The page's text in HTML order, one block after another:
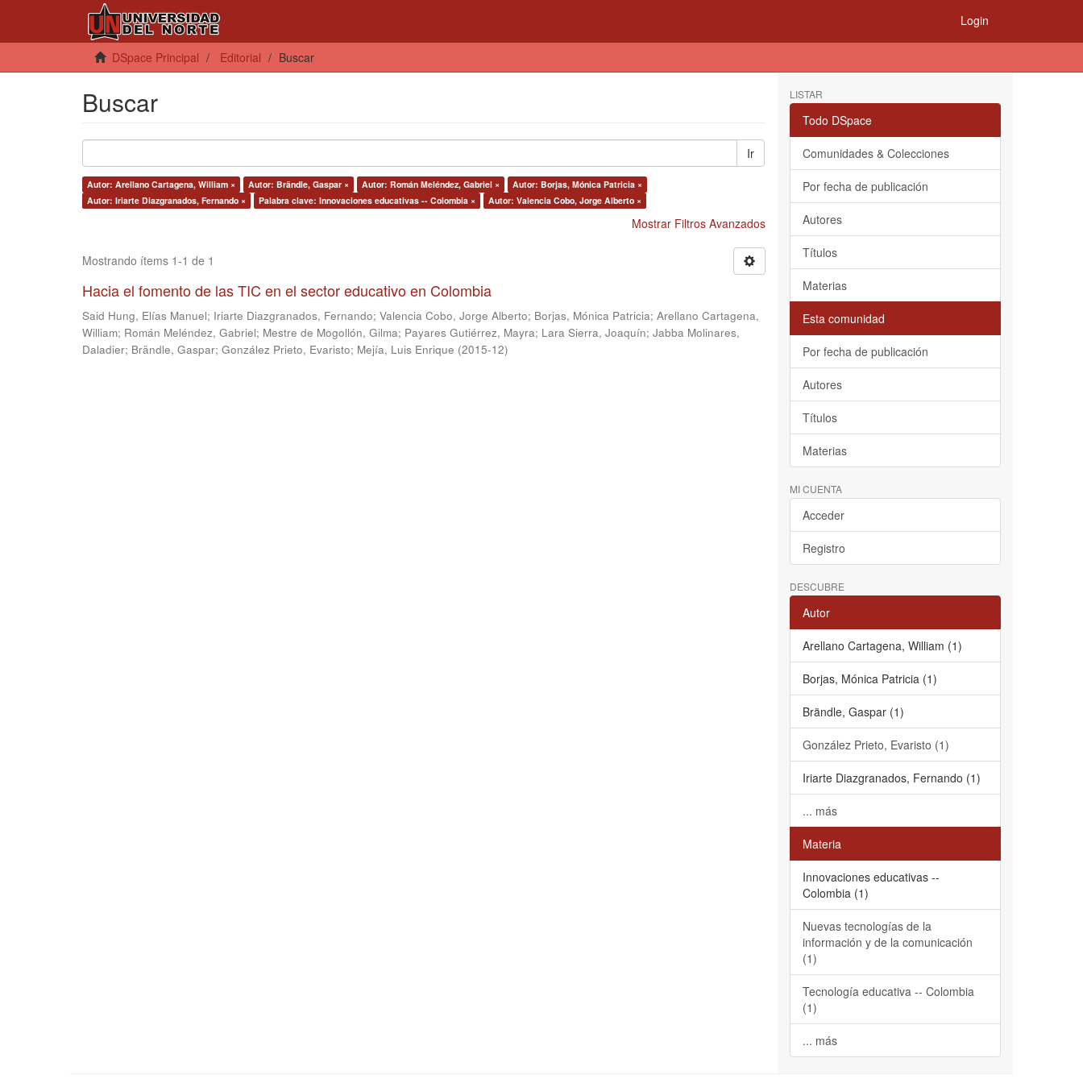
Login
DSpace Principal Editorial Buscar
Buscar
Ir
Autor: Arellano Cartagena, William × Autor: Brändle, Gaspar × Autor: Román Meléndez, Gabriel ×
Autor: Borjas, Mónica Patricia ×
Autor: Iriarte Diazgranados, Fernando ×
Palabra clave: Innovaciones educativas -- Colombia × Autor: Valencia Cobo, Jorge Alberto ×
Mostrar Filtros Avanzados
Mostrando ítems 1-1 de 1
Hacia el fomento de las TIC en el sector educativo en Colombia
Said Hung, Elías Manuel; Iriarte Diazgranados, Fernando; Valencia Cobo, Jorge Alberto; Borjas, Mónica Patricia; Arellano Cartagena,
William; Román Meléndez, Gabriel; Mestre de Mogollón, Gilma; Payares Gutiérrez, Mayra; Lara Sierra, Joaquín; Jabba Molinares,
Daladier; Brändle, Gaspar; González Prieto, Evaristo; Mejía, Luis Enrique (2015-12)
LISTAR
Todo DSpace
Comunidades & Colecciones
Por fecha de publicación
Autores
Títulos
Materias
Esta comunidad
Por fecha de publicación
Autores
Títulos
Materias
MI CUENTA
Acceder
Registro
DESCUBRE
Autor
Arellano Cartagena, William (1)
Borjas, Mónica Patricia (1)
Brändle, Gaspar (1)
González Prieto, Evaristo (1)
Iriarte Diazgranados, Fernando (1)
... más
Materia
Innovaciones educativas --
Colombia (1)
Nuevas tecnologías de la
información y de la comunicación
(1)
Tecnología educativa -- Colombia
(1)
... más